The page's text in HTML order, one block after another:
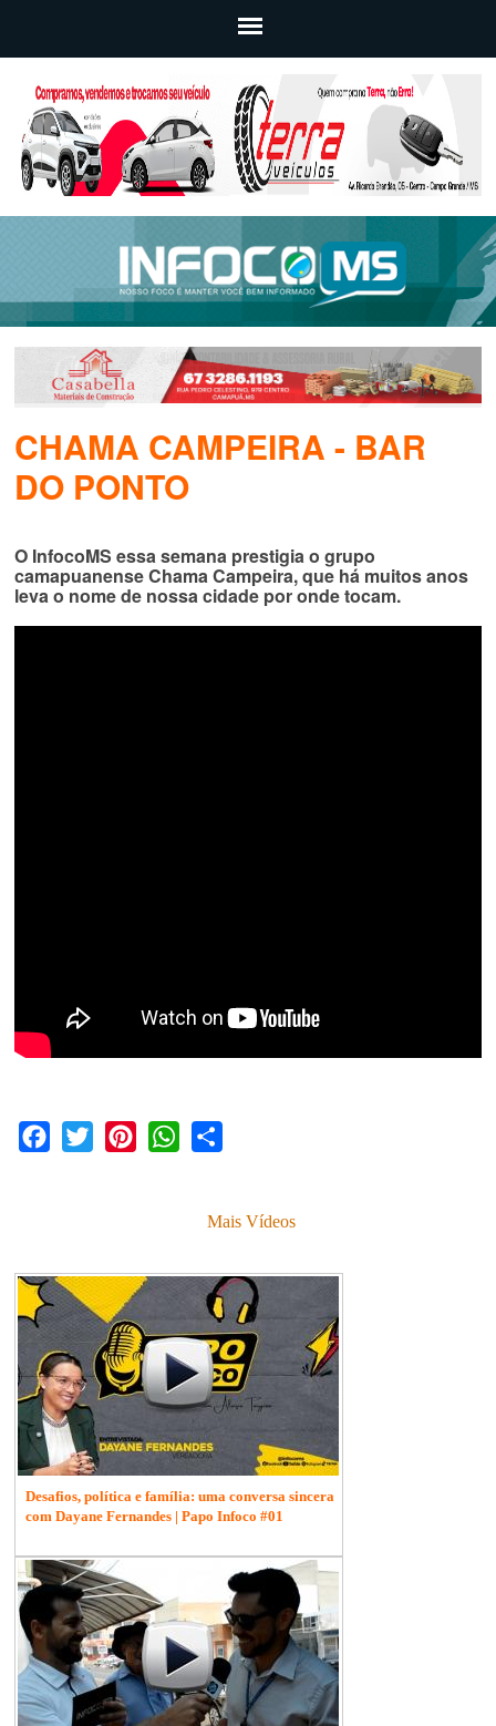
CHAMA CAMPEIRA - BAR
DO PONTO
O InfocoMS essa semana prestigia o grupo
camapuanense Chama Campeira, que há muitos anos
leva o nome de nossa cidade por onde tocam.
Facebook
Twitter PinterestWhatsApp
Mais Vídeos
Desafios, política e família: uma conversa sincera
com Dayane Fernandes | Papo Infoco #01